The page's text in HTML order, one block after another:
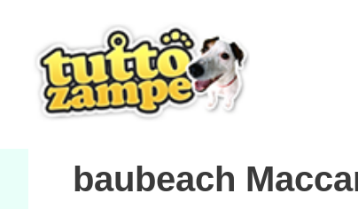
contenuto
baubeach